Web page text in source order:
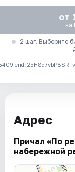
от
на
2 шаг. Выберите
erid:
Адрес
Причал «По
набережной